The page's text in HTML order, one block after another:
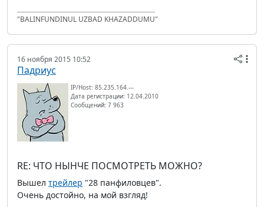
"BALINFUNDINUL UZBAD KHAZADDUMU"
16 ноября 2015 10:52
Падриус
IP/Host: 85.235.164.---
Дата регистрации: 12.04.2010
Сообщений: 7 963
RE: ЧТО НЫНЧЕ ПОСМОТРЕТЬ МОЖНО?
Вышел трейлер "28 панфиловцев".
Очень достойно, на мой взгляд!